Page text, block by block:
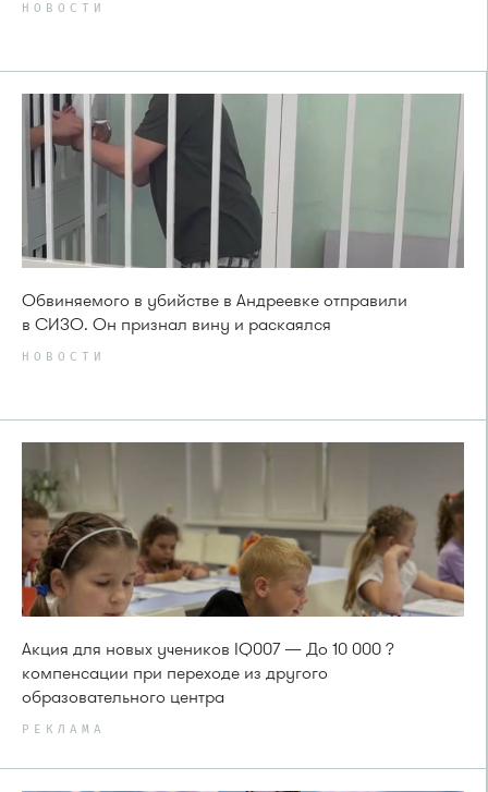
НОВОСТИ
Обвиняемого в убийстве в Андреевке отправили
в СИЗО. Он признал вину и раскаялся
НОВОСТИ
Акция для новых учеников IQ007 — До 10 000 ?
компенсации при переходе из другого
образовательного центра
РЕКЛАМА